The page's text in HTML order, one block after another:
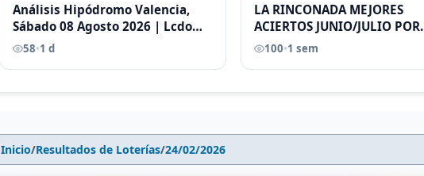
Análisis Hipódromo Valencia,
Sábado 08 Agosto 2026 | Lcdo
Antoni Castellano |
58•1 d
LA RINCONADA MEJORES
ACIERTOS JUNIO/JULIO POR
ANTONI CASTELLANO
100•1 sem
Inicio/Resultados de Loterías/24/02/2026